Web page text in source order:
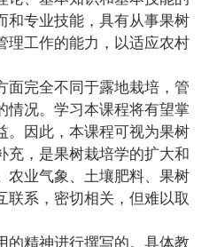
和专业技能，具有从事果树
理工作的能力，以适应农村
完全不同于露地栽培，管
情况。学习本课程将有望掌
。因此，本课程可视为果树
充，是果树栽培学的扩大和
农业气象、土壤肥料、果树
联系，密切相关，但难以取
精神进行撰写的。具体教